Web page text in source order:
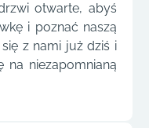
otwarte, abyś
i poznać naszą
z nami już dziś i
na niezapomnianą